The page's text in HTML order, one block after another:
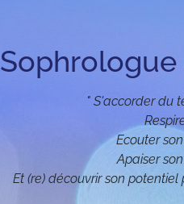
Sophrologue
" S'accorder du
Ecouter son corps,
Apaiser son esprit,
Et (re) découvrir son